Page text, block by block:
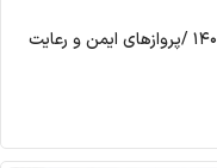
مدیریت هوشمند آسمان در عملیات اربعین ۱۴۰۵ /پرواز‌های ایمن و رعایت